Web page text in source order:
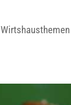
Wirtshausthemen